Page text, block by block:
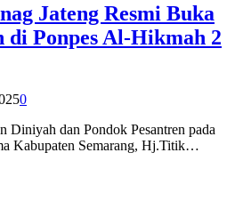
Jateng Resmi Buka
Ponpes Al-Hikmah 2
0
Diniyah dan Pondok Pesantren pada
Kabupaten Semarang, Hj.Titik…